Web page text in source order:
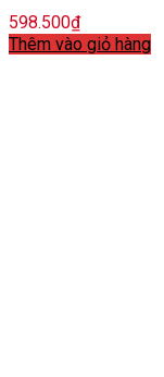
598.500₫
Thêm vào giỏ hàng